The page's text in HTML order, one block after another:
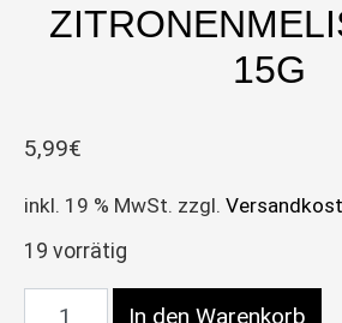
15G
5,99€
inkl. 19 % MwSt. zzgl.
19 vorrätig
Zitronenmelisse BIO 15g Menge
In den Warenkorb